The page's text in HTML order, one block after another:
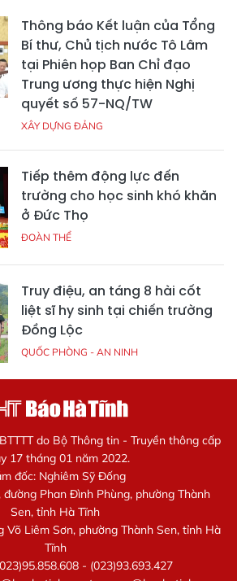
Thông báo Kết luận của Tổng
Bí thư, Chủ tịch nước Tô Lâm
tại Phiên họp Ban Chỉ đạo
Trung ương thực hiện Nghị
quyết số 57-NQ/TW
XÂY DỰNG ĐẢNG
Tiếp thêm động lực đến
trường cho học sinh khó khăn
ở Đức Thọ
ĐOÀN THỂ
Truy điệu, an táng 8 hài cốt
liệt sĩ hy sinh tại chiến trường
Đồng Lộc
QUỐC PHÒNG - AN NINH
do Bộ Thông tin - Truyền thông cấp
17 tháng 01 năm 2022.
đốc: Nghiêm Sỹ Đống
đường Phan Đình Phùng, phường Thành
Sen, tỉnh Hà Tĩnh
Võ Liêm Sơn, phường Thành Sen, tỉnh Hà
Tĩnh
- (023)93.693.427